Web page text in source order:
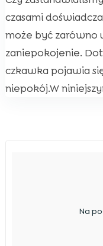
czasami
może być zarówno
zaniepokojenie.
czkawka pojawia
niepokój.W
Na